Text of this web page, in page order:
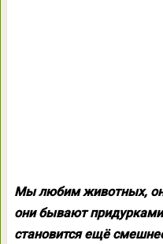
Мы любим животных,
они бывают
становится ещё